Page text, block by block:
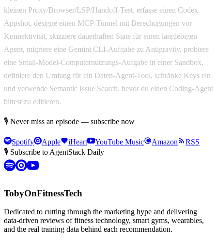
kleinen Proxy/Browser/LSP/Handoff-Test, erfasse einen Codex
Appshot, designe einen MCP-Tunnel mit Berechtigungen vor
Konnektivität, skizziere dauerhaften State für einen langlebigen
Agent, migriere eine Gemini CLI-Aufgabe zu Antigravity, probiere
eine Small-Model-Computernutzungs-Aufgabe in einer Sandbox,
definiere den Umfang für ein Daten-Agent-Tool, schränke Keys ein
und verwende Semantic Issue Search, bevor du einen Coding-Agent
bittest zu editieren.
🎙 Never miss an episode — subscribe now
Spotify Apple iHeart YouTube Music Amazon
RSS
🎙 Subscribe to AgentStack Daily
TobyOnFitnessTech
Dedicated to cutting through the marketing hype and delivering
data-driven reviews of fitness technology, smart gyms, wearables,
and the real training data behind each recommendation.